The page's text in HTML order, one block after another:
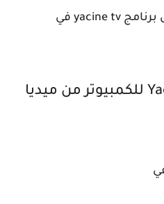
هذا تطبيق المميز عبر تنزيل برنامج yacine tv في
تحميل برنامج Yacine tv للكمبيوتر من ميديا